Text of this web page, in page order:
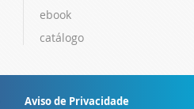
ebook
catálogo
Aviso de Privacidade